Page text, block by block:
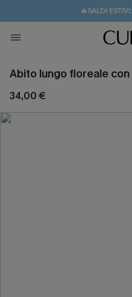
🔥SALDI ESTIVI:
🚚SPEDIZIONE
💌REGALO PER I
Abito lungo floreale
34,00 €